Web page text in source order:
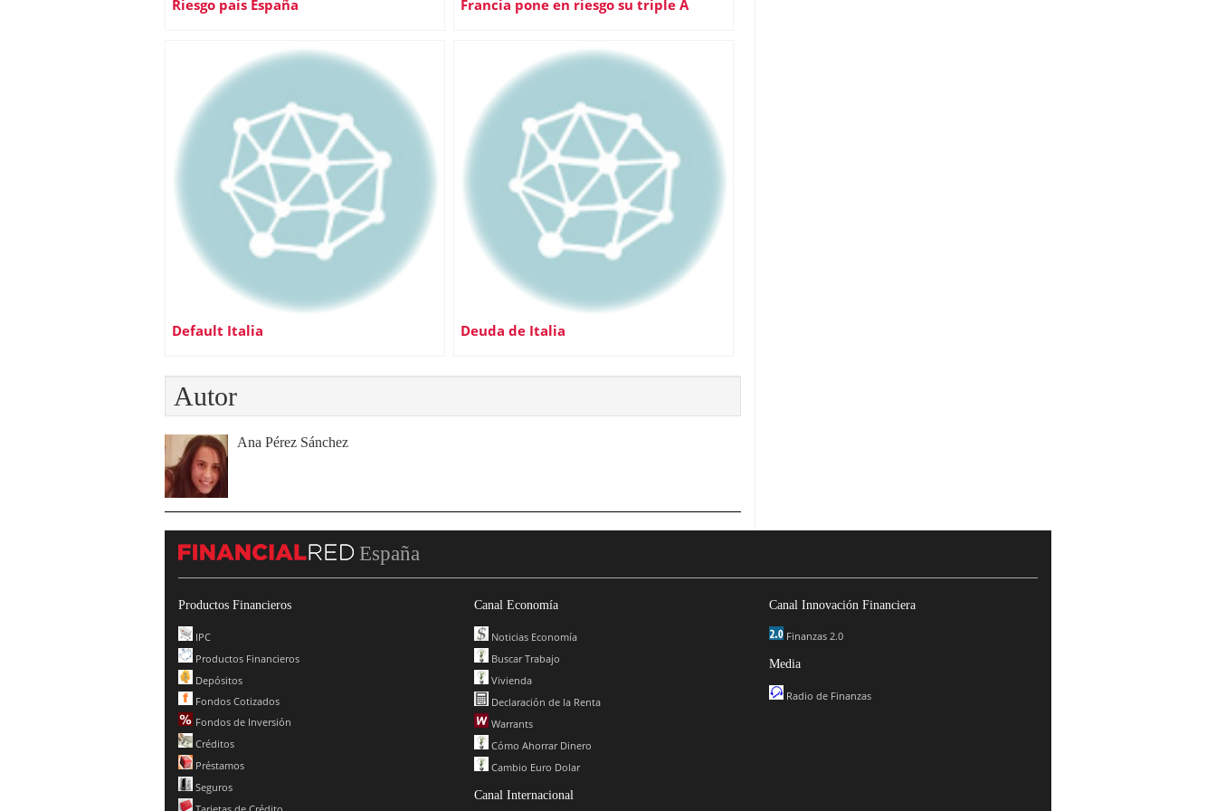
Riesgo pais España Francia pone en riesgo su triple A
Default Italia Deuda de Italia
Autor
Ana Pérez Sánchez
España
Productos Financieros
IPC
Productos Financieros
Depósitos
Fondos Cotizados
Fondos de Inversión
Créditos
Préstamos
Seguros
Canal Economía
Noticias Economía
Buscar Trabajo
Vivienda
Declaración de la Renta
Warrants
Cómo Ahorrar Dinero
Cambio Euro Dolar
Canal Internacional
Canal Innovación Financiera
Finanzas 2.0
Media
Radio de Finanzas